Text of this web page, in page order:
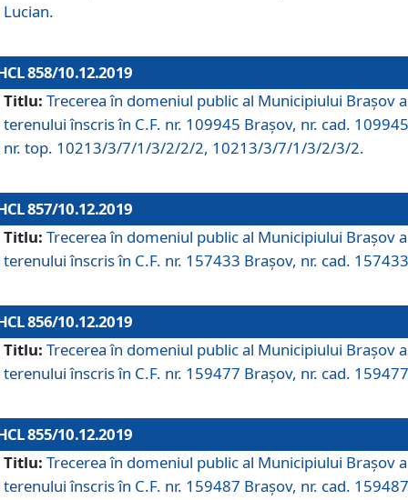
Lucian.
858/10.12.2019
Titlu: Trecerea în domeniul public al Municipiului Braşov a
terenului înscris în C.F. nr. 109945 Brașov, nr. cad.
nr. top. 10213/3/7/1/3/2/2/2, 10213/3/7/1/3/2/3/2.
857/10.12.2019
Titlu: Trecerea în domeniul public al Municipiului Braşov a
terenului înscris în C.F. nr. 157433 Brașov, nr. cad.
856/10.12.2019
Titlu: Trecerea în domeniul public al Municipiului Braşov a
terenului înscris în C.F. nr. 159477 Brașov, nr. cad.
855/10.12.2019
Titlu: Trecerea în domeniul public al Municipiului Braşov a
terenului înscris în C.F. nr. 159487 Brașov, nr. cad.